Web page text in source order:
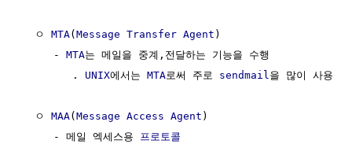
  ㅇ
MTA(Message Transfer Agent )
     -
MTA는 메일을 중계,전달하는 기능을 수행
        .
UNIX에서는 MTA로써 주로 sendmail 을 많이 사용
  ㅇ
MAA(Message Access Agent )
     - 메일 엑세스용
프로토콜